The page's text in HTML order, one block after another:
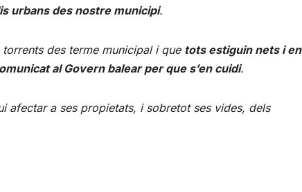
urbans des nostre municipi.
des terme municipal i que tots estiguin nets i en
al Govern balear per que s’en cuidi.
afectar a ses propietats, i sobretot ses vides, dels